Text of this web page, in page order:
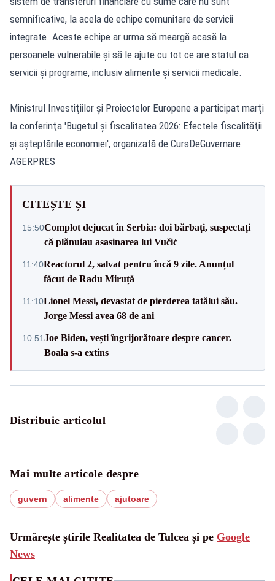
semnificative, la acela de echipe comunitare de servicii
integrate. Aceste echipe ar urma să meargă acasă la
persoanele vulnerabile şi să le ajute cu tot ce are statul ca
servicii şi programe, inclusiv alimente şi servicii medicale.
Ministrul Investiţiilor şi Proiectelor Europene a participat marţi
la conferinţa 'Bugetul şi fiscalitatea 2026: Efectele fiscalităţii
şi aşteptările economiei', organizată de CursDeGuvernare.
AGERPRES
CITEȘTE ȘI
15:50Complot dejucat în Serbia: doi bărbați, suspectați
că plănuiau asasinarea lui Vučić
11:40Reactorul 2, salvat pentru încă 9 zile. Anunțul
făcut de Radu Miruță
11:10Lionel Messi, devastat de pierderea tatălui său.
Jorge Messi avea 68 de ani
10:51Joe Biden, vești îngrijorătoare despre cancer.
Boala s-a extins
Distribuie articolul
Mai multe articole despre
guvern alimente ajutoare
Urmărește știrile Realitatea de Tulcea și pe Google
News